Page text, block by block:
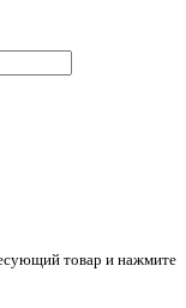
товар и нажмите